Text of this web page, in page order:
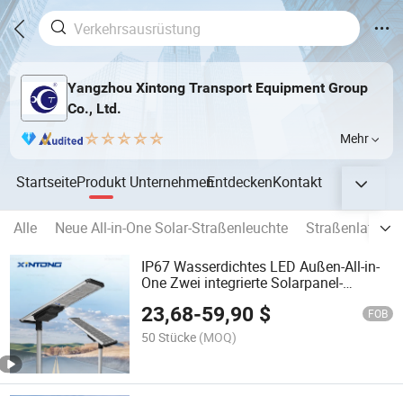
Yangzhou Xintong Transport Equipment Group
Co., Ltd.
Mehr
StartseiteProdukt UnternehmenEntdeckenKontakt
Alle Neue All-in-One Solar-Straßenleuchte
IP67 Wasserdichtes LED Außen-All-in-
One Zwei integrierte Solarpanel-
23,68-59,90 $ FOB
50 Stücke (MOQ)